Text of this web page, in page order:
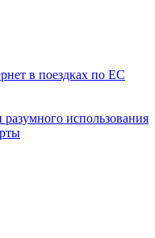
в поездках по ЕС
использования